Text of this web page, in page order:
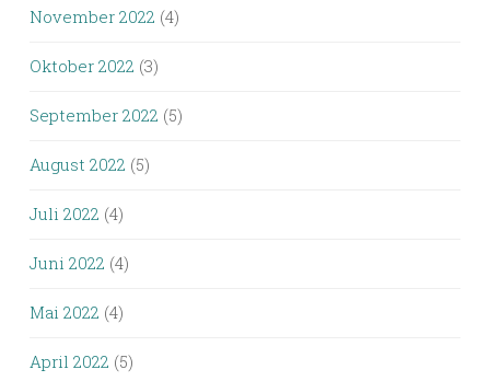
November 2022 (4)
Oktober 2022 (3)
September 2022 (5)
August 2022 (5)
Juli 2022 (4)
Juni 2022 (4)
Mai 2022 (4)
April 2022 (5)